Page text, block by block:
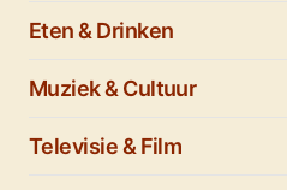
Eten & Drinken
Muziek & Cultuur
Televisie & Film